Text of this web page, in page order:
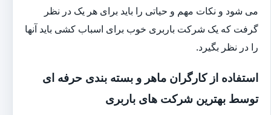
می شود و نکات مهم و حیاتی را باید برای هر یک در نظر
گرفت که یک شرکت باربری خوب برای اسباب کشی باید آنها
را در نظر بگیرد.
استفاده از کارگران ماهر و بسته بندی حرفه ای
توسط بهترین شرکت های باربری